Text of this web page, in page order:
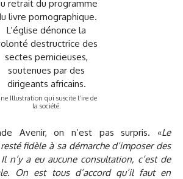
Illustration qui suscite l’ire de
la société.
Avenir, on n’est pas surpris. «Le
fidèle à sa démarche d’imposer des
n’y a eu aucune consultation, c’est de
On est tous d’accord qu’il faut en